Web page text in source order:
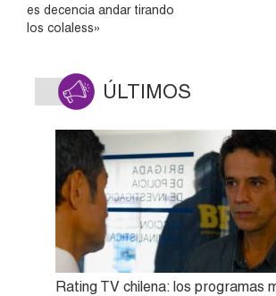
es decencia andar tirando
los colaless»
ÚLTIMOS
Rating TV chilena: los programas